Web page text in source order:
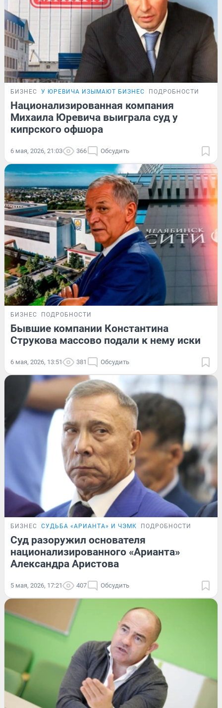
БИЗНЕС У ЮРЕВИЧА ИЗЫМАЮТ БИЗНЕС ПОДРОБНОСТИ
Национализированная компания
Михаила Юревича выиграла суд у
кипрского офшора
6 мая, 2026, 21:03 366 Обсудить
БИЗНЕС ПОДРОБНОСТИ
Бывшие компании Константина
Струкова массово подали к нему иски
6 мая, 2026, 13:51 381 Обсудить
БИЗНЕС СУДЬБА «АРИАНТА» И ЧЭМК ПОДРОБНОСТИ
Суд разоружил основателя
национализированного «Арианта»
Александра Аристова
5 мая, 2026, 17:21 407 Обсудить